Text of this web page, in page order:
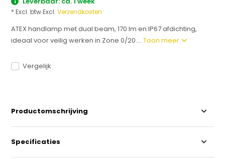
* Excl. btw Excl.Verzendkosten
ATEX handlamp met dual beam, 170 lm en IP67 afdichting,
ideaal voor veilig werken in Zone 0/20....Toon meer
Vergelijk
Productomschrijving
Specificaties